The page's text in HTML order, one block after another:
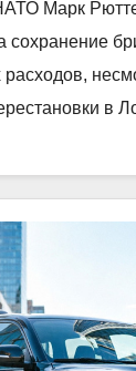
Марк
сохранение
в